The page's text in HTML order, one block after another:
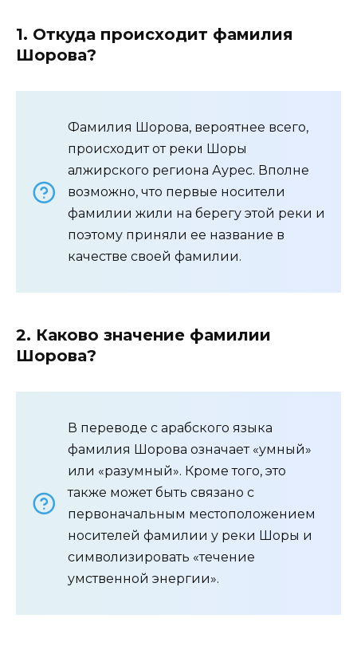
1. Откуда происходит фамилия
Шорова?
Фамилия Шорова, вероятнее всего,
происходит от реки Шоры
алжирского региона Аурес. Вполне
возможно, что первые носители
фамилии жили на берегу этой реки и
поэтому приняли ее название в
качестве своей фамилии.
2. Каково значение фамилии
Шорова?
В переводе с арабского языка
фамилия Шорова означает «умный»
или «разумный». Кроме того, это
также может быть связано с
первоначальным местоположением
носителей фамилии у реки Шоры и
символизировать «течение
умственной энергии».